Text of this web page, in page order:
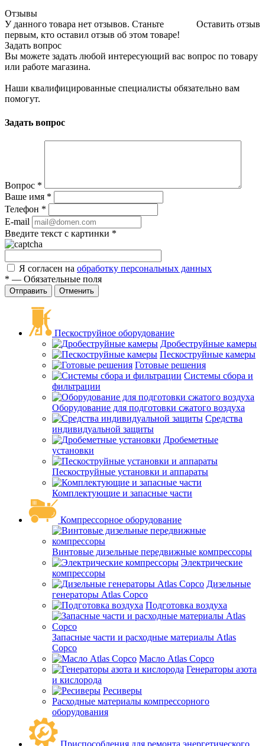
Отзывы
Оставить отзыв
У данного товара нет отзывов. Станьте
первым, кто оставил отзыв об этом товаре!
Задать вопрос
Вы можете задать любой интересующий вас вопрос по товару
или работе магазина.
Наши квалифицированные специалисты обязательно вам
помогут.
Задать вопрос
Вопрос *
Ваше имя *
Телефон *
E-mail
Введите текст с картинки *
Я согласен на обработку персональных данных
* — Обязательные поля
Отправить Отменить
Пескоструйное оборудование
Дробеструйные камеры
Пескоструйные камеры
Готовые решения
Системы сбора и
фильтрации
Оборудование для подготовки сжатого воздуха
Средства
индивидуальной защиты
Дробеметные
установки
Пескоструйные установки и аппараты
Комплектующие и запасные части
Компрессорное оборудование
Винтовые дизельные передвижные компрессоры
Электрические
компрессоры
Дизельные
генераторы Atlas Copco
Подготовка воздуха
Запасные части и расходные материалы Atlas
Copco
Масло Atlas Copco
Генераторы азота
и кислорода
Ресиверы
Расходные материалы компрессорного
оборудования
Приспособления для ремонта энергетического